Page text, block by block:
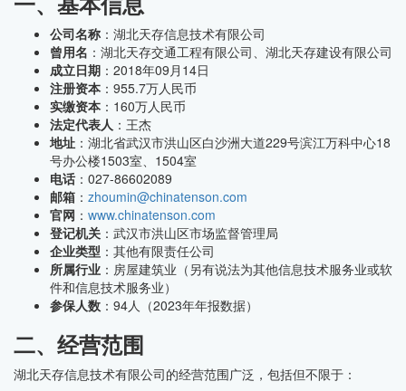
公司名称 ：湖北天存信息技术有限公司
曾用名 ：湖北天存交通工程有限公司、湖北天存建设有限公司
成立日期 ：2018年09月14日
注册资本 ：955.7万人民币
实缴资本 ：160万人民币
法定代表人 ：王杰
地址 ：湖北省武汉市洪山区白沙洲大道229号滨江万科中心18
号办公楼1503室、1504室
电话 ：027-86602089
邮箱 ： zhoumin@chinatenson.com
官网 ： www.chinatenson.com
登记机关 ：武汉市洪山区市场监督管理局
企业类型 ：其他有限责任公司
所属行业 ：房屋建筑业（另有说法为其他信息技术服务业或软
件和信息技术服务业）
参保人数 ：94人（2023年年报数据）
二、经营范围
湖北天存信息技术有限公司的经营范围广泛，包括但不限于：